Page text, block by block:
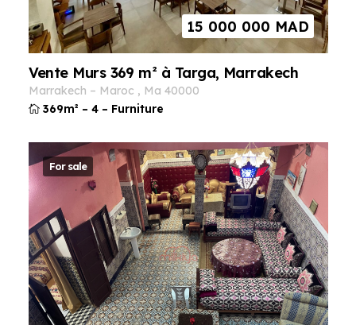
15 000 000 MAD
Vente Murs 369 m² à Targa, Marrakech
marrakech – maroc , ma
40000
369m² – 4 – Furniture
For sale